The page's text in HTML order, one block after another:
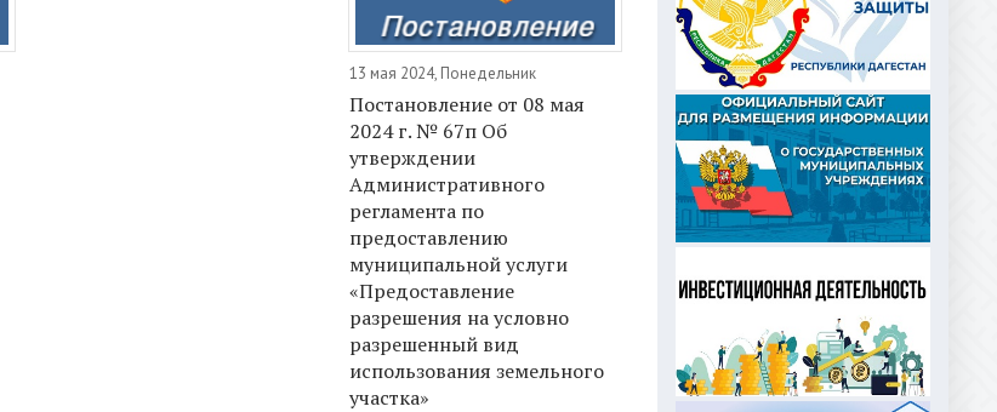
13 мая 2024, Понедельник
Постановление от 08 мая
2024 г. № 67п Об
утверждении
Административного
регламента по
предоставлению
муниципальной услуги
«Предоставление
разрешения на условно
разрешенный вид
использования земельного
участка»